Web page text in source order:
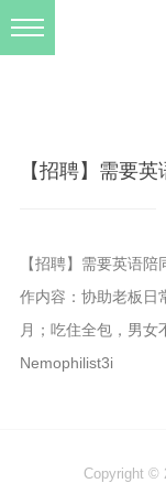
【招聘】需要
【招聘】需要英语
作内容：协助老板日
月；吃住全包，男女
Nemophilist3i
Copyright ©